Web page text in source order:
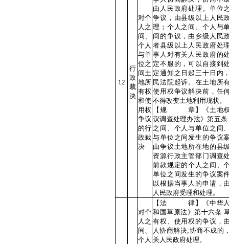
12
行
政
裁
决
对个
人之
间、
个人
与单
位之
间土
地所
有权
和使
用权
争议
的行
政裁
决
由人民政府处理。单位
争议，由县级以上人民
理；个人之间、个人与
间的争议，由乡级人民
者县级以上人民政府处
事人对有关人民政府的
定不服的，可以自接到
定通知之日起三十日内
民法院起诉。在土地所
使用权争议解决前，任
不得改变土地利用现状。
【规 章】《土地权
议调查处理办法》第五
之间、个人与单位之间
与单位之间发生的争议
由争议土地所在地的县
资源行政主管部门调查
前款规定的个人之间、
单位之间发生的争议案
以根据当事人的申请，
人民政府受理和处理。
对个
人之
间、
个人
【法 律】《中华人
和国草原法》第十六条
有权、使用权的争议，
人协商解决;协商不成的
关人民政府处理。